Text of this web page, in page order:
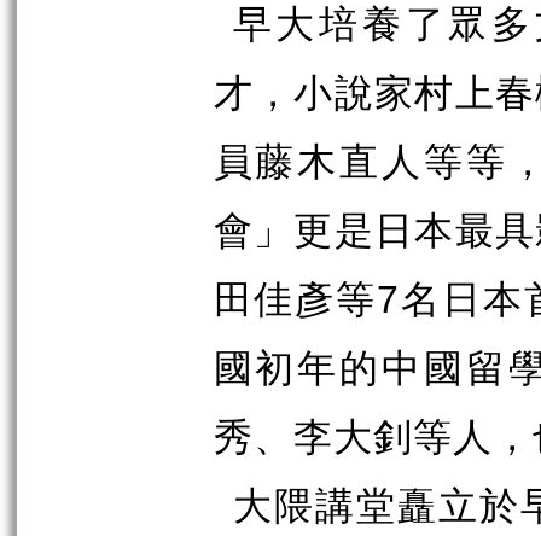
早大培養了眾
才，小說家村上
員藤木直人等等
會」更是日本最
田佳彥等7名日本
國初年的中國留
秀、李大釗等人
大隈講堂矗立於